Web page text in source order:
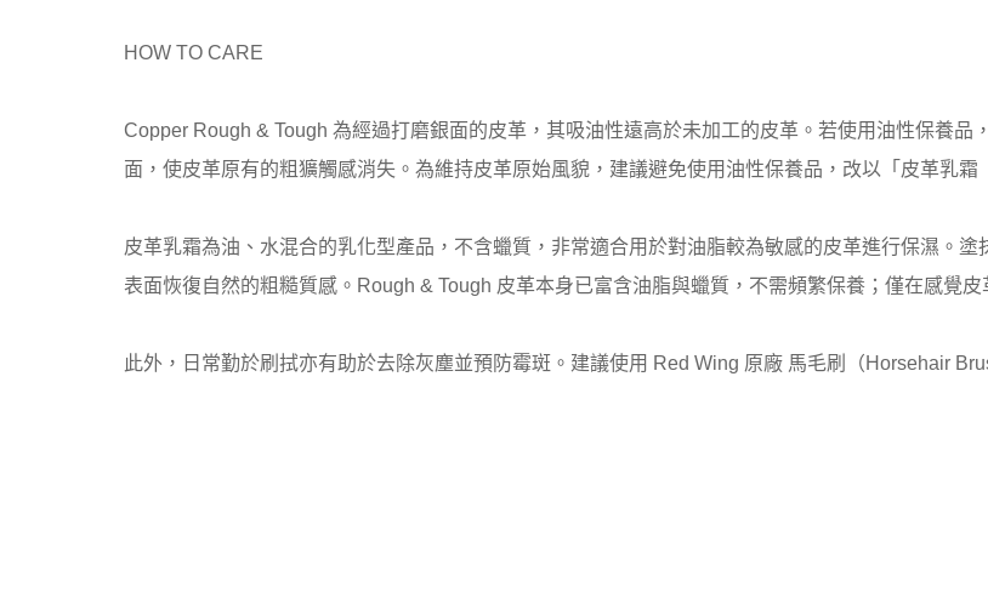
HOW TO CARE
Copper Rough & Tough 為經過打磨銀面的皮革，其吸油性遠高於未加工的皮革。若使用油性保養
面，使皮革原有的粗獷觸感消失。為維持皮革原始風貌，建議避免使用油性保養品，改以「皮革乳霜
皮革乳霜為油、水混合的乳化型產品，不含蠟質，非常適合用於對油脂較為敏感的皮革進行保濕。
表面恢復自然的粗糙質感。Rough & Tough 皮革本身已富含油脂與蠟質，不需頻繁保養；僅在感覺
此外，日常勤於刷拭亦有助於去除灰塵並預防霉斑。建議使用 Red Wing 原廠 馬毛刷（Horsehair